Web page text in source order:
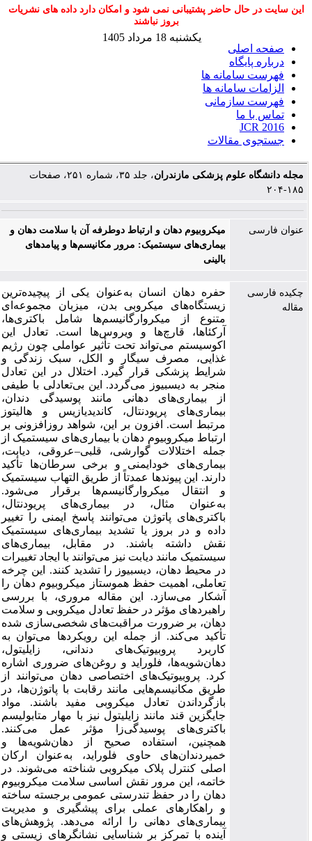
این سایت در حال حاضر پشتیبانی نمی شود و امکان دارد داده های نشریات
بروز نباشند
صفحه اصلی
درباره پایگاه
فهرست سامانه ها
الزامات سامانه ها
فهرست سازمانی
تماس با ما
JCR 2016
جستجوی مقالات
یکشنبه 18 مرداد 1405
مجله دانشگاه علوم پزشکی مازندران
، جلد ۳۵، شماره ۲۵۱، صفحات
۱۸۵-۲۰۴
عنوان فارسی
میکروبیوم دهان و ارتباط دوطرفه آن با سلامت دهان و
بیماری‌های سیستمیک: مرور مکانیسم‌ها و پیامدهای
بالینی
چکیده فارسی
مقاله
حفره دهان انسان به‌عنوان یکی از پیچیده‌ترین
زیستگاه‌های میکروبی بدن، میزبان مجموعه‌ای
متنوع از میکروارگانیسم‌ها شامل باکتری‌ها،
آرکئاها، قارچ‌ها و ویروس‌ها است. تعادل این
اکوسیستم می‌تواند تحت تأثیر عواملی چون رژیم
غذایی، مصرف سیگار و الکل، سبک زندگی و
شرایط پزشکی قرار گیرد. اختلال در این تعادل
منجر به دیسبیوز می‌گردد. این بی‌تعادلی با طیفی
از بیماری‌های دهانی مانند پوسیدگی دندان،
بیماری‌های پریودنتال، کاندیدیازیس و هالیتوز
مرتبط است. افزون بر این، شواهد روزافزونی بر
ارتباط میکروبیوم دهان با بیماری‌های سیستمیک از
جمله اختلالات گوارشی، قلبی–عروقی، دیابت،
بیماری‌های خودایمنی و برخی سرطان‌ها تأکید
دارند. این پیوندها عمدتاً از طریق التهاب سیستمیک
و انتقال میکروارگانیسم‌ها برقرار می‌شود.
به‌عنوان مثال، در بیماری‌های پریودنتال،
باکتری‌های پاتوژن می‌توانند پاسخ ایمنی را تغییر
داده و در بروز یا تشدید بیماری‌های سیستمیک
نقش داشته باشند. در مقابل، بیماری‌های
سیستمیک مانند دیابت نیز می‌توانند با ایجاد تغییرات
در محیط دهان، دیسبیوز را تشدید کنند. این چرخه
تعاملی، اهمیت حفظ هموستاز میکروبیوم دهان را
آشکار می‌سازد. این مقاله مروری، با بررسی
راهبردهای مؤثر در حفظ تعادل میکروبی و سلامت
دهان، بر ضرورت مراقبت‌های شخصی‌سازی شده
تأکید می‌کند. از جمله این رویکردها می‌توان به
کاربرد پروبیوتیک‌های دندانی، زایلیتول،
دهان‌شویه‌ها، فلوراید و روغن‌های ضروری اشاره
کرد. پروبیوتیک‌های اختصاصی دهان می‌توانند از
طریق مکانیسم‌هایی مانند رقابت با پاتوژن‌ها، در
بازگرداندن تعادل میکروبی مفید باشند. مواد
جایگزین قند مانند زایلیتول نیز با مهار متابولیسم
باکتری‌های پوسیدگی‌زا مؤثر عمل می‌کنند.
همچنین، استفاده صحیح از دهان‌شویه‌ها و
خمیردندان‌های حاوی فلوراید، به‌عنوان ارکان
اصلی کنترل پلاک میکروبی شناخته می‌شوند. در
خاتمه، این مرور نقش اساسی سلامت میکروبیوم
دهان را در حفظ تندرستی عمومی برجسته ساخته
و راهکارهای عملی برای پیشگیری و مدیریت
بیماری‌های دهانی را ارائه می‌دهد. پژوهش‌های
آینده با تمرکز بر شناسایی نشانگرهای زیستی و